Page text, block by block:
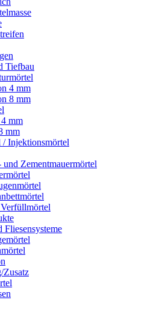
Tiefbau
4 mm
8 mm
mm
mm
Injektionsmörtel
Zementmauermörtel
Zusatz